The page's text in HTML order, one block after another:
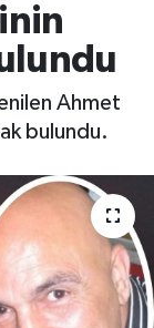
Ahmet
bulundu.